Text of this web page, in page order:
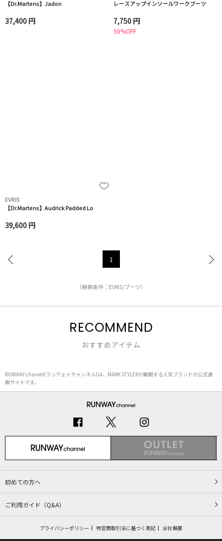
【Dr.Martens】Jadon
37,400 円
レースアップインソールワークブーツ
7,750 円
50%OFF
EVRIS
【Dr.Martens】Audrick Padded Lo
39,600 円
1
（検索条件：EVRIS/ブーツ）
RECOMMEND
おすすめアイテム
RUNWAY channel(ランウェイチャンネル)は、MARK STYLERが展開する人気ブランドの公式通
販サイトです。
初めての方へ
ご利用ガイド（Q&A）
プライバシーポリシー 特定商取引法に基づく表記 会社概要